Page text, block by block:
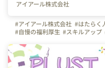
アイアール株式会社
#アイアール株式会社 #はたらく
#自慢の福利厚生 #スキルアップ
#施工管理アシスタント
#ホワイ
#推し活 #ペット休暇 #資格取得
#建設業